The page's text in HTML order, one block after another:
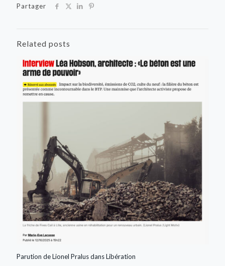
Partager
Related posts
Parution de Lionel Pralus dans Libération